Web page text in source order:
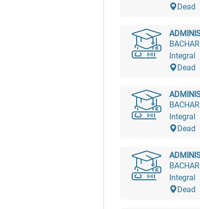
Dead
Integral
Dead
Integral
Dead
Integral
Dead